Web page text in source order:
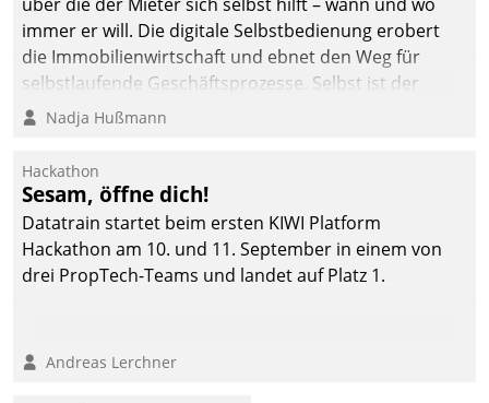
immer er will. Die digitale Selbstbedienung erobert
die Immobilienwirtschaft und ebnet den Weg für
selbstlaufende Geschäftsprozesse. Selbst ist der
Kunde und smart der Serviceanbieter.
Nadja Hußmann
Hackathon
Sesam, öffne dich!
Datatrain startet beim ersten KIWI Platform
Hackathon am 10. und 11. September in einem von
drei PropTech-Teams und landet auf Platz 1.
Andreas Lerchner